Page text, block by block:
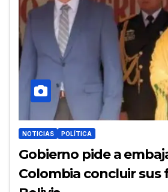
NOTICIAS POLÍTICA
Gobierno pide a
Colombia concluir sus